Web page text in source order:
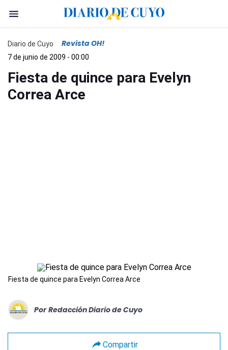
Diario de Cuyo Revista OH!
7 de junio de 2009 - 00:00
Fiesta de quince para Evelyn
Correa Arce
Fiesta de quince para Evelyn Correa Arce
Por Redacción Diario de Cuyo
Compartir